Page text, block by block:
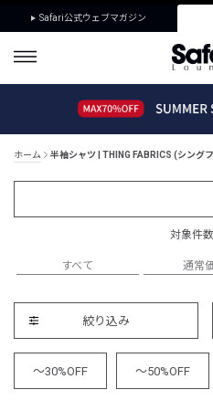
Safari公式ウェブマガジン
ホーム 半袖シャツ | THING FABRICS (シング
対象件
すべて 通常
絞り込み
～30%OFF ～50%OFF